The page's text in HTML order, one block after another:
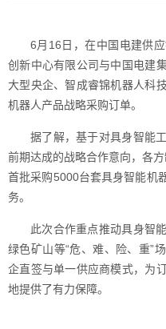
6月16日，在中国电建供
创新中心有限公司与中国电建
大型央企、智成睿锦机器人科
机器人产品战略采购订单。
据了解，基于对具身智能
前期达成的战略合作意向，各
首批采购5000台套具身智能机
务。
此次合作重点推动具身智
绿色矿山等“危、难、险、重”
企直签与单一供应商模式，为
地提供了有力保障。